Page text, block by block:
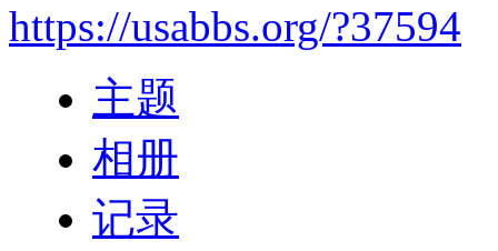
https://usabbs.org/?37594
主题
相册
记录